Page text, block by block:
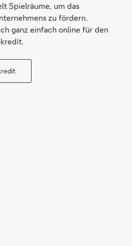
Spielräume, um das
zu fördern.
ganz einfach online für den